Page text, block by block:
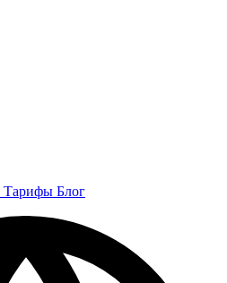
Тарифы Блог